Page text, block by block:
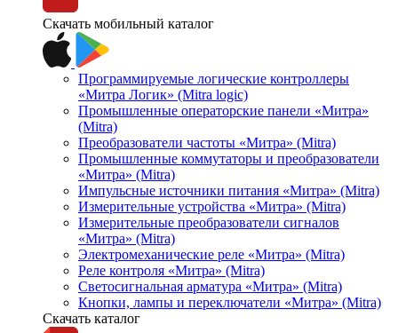
Скачать мобильный каталог
Программируемые логические контроллеры
«Митра Логик» (Mitra logic)
Промышленные операторские панели «Митра»
(Mitra)
Преобразователи частоты «Митра» (Mitra)
Промышленные коммутаторы и преобразователи
«Митра» (Mitra)
Импульсные источники питания «Митра» (Mitra)
Измерительные устройства «Митра» (Mitra)
Измерительные преобразователи сигналов
«Митра» (Mitra)
Электромеханические реле «Митра» (Mitra)
Реле контроля «Митра» (Mitra)
Светосигнальная арматура «Митра» (Mitra)
Кнопки, лампы и переключатели «Митра» (Mitra)
Скачать каталог